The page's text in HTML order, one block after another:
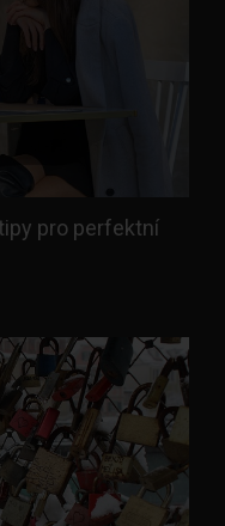
pro perfektní